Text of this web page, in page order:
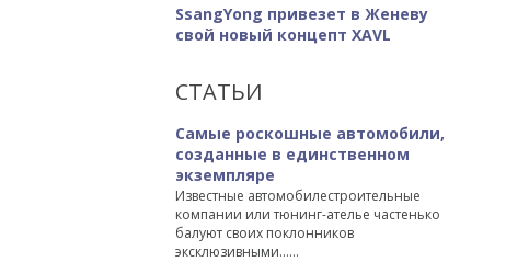
SsangYong привезет в Женеву
свой новый концепт XAVL
СТАТЬИ
Самые роскошные автомобили,
созданные в единственном
экземпляре
Известные автомобилестроительные
компании или тюнинг-ателье частенько
балуют своих поклонников
эксклюзивными…...